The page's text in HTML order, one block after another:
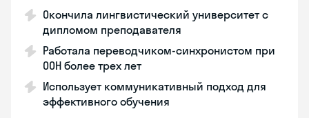
Окончила лингвистический университет с
дипломом преподавателя
Работала переводчиком-синхронистом при
ООН более трех лет
Использует коммуникативный подход для
эффективного обучения